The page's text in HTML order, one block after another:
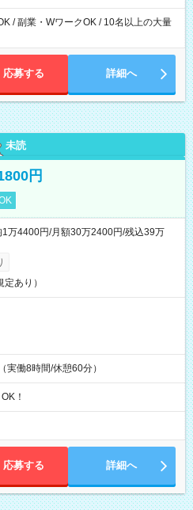
/ 副業・WワークOK / 10名以上の大量
応募する 詳細へ
未読
円
4400円/月額30万2400円/残込39万
あり）
実働8時間/休憩60分）
！
応募する 詳細へ